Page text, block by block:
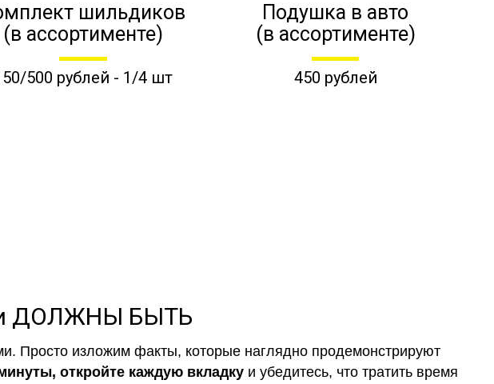
шильдиков
(в ассортименте)
500 рублей - 1/4 шт
Подушка в авто
(в ассортименте)
450 рублей
ДОЛЖНЫ БЫТЬ
Просто изложим факты, которые наглядно продемонстрируют
откройте каждую вкладку и убедитесь, что тратить время